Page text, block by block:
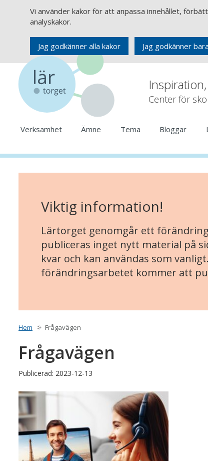
Vi använder kakor för att anpassa innehållet,
analyskakor.
Jag godkänner alla kakor Jag godkänner
Center för
Verksamhet Ämne Tema Bloggar
Viktig information!
Lärtorget genomgår ett
publiceras inget nytt material på
kvar och kan användas som
förändringsarbetet kommer att
Hem Frågavägen
Frågavägen
Publicerad: 2023-12-13